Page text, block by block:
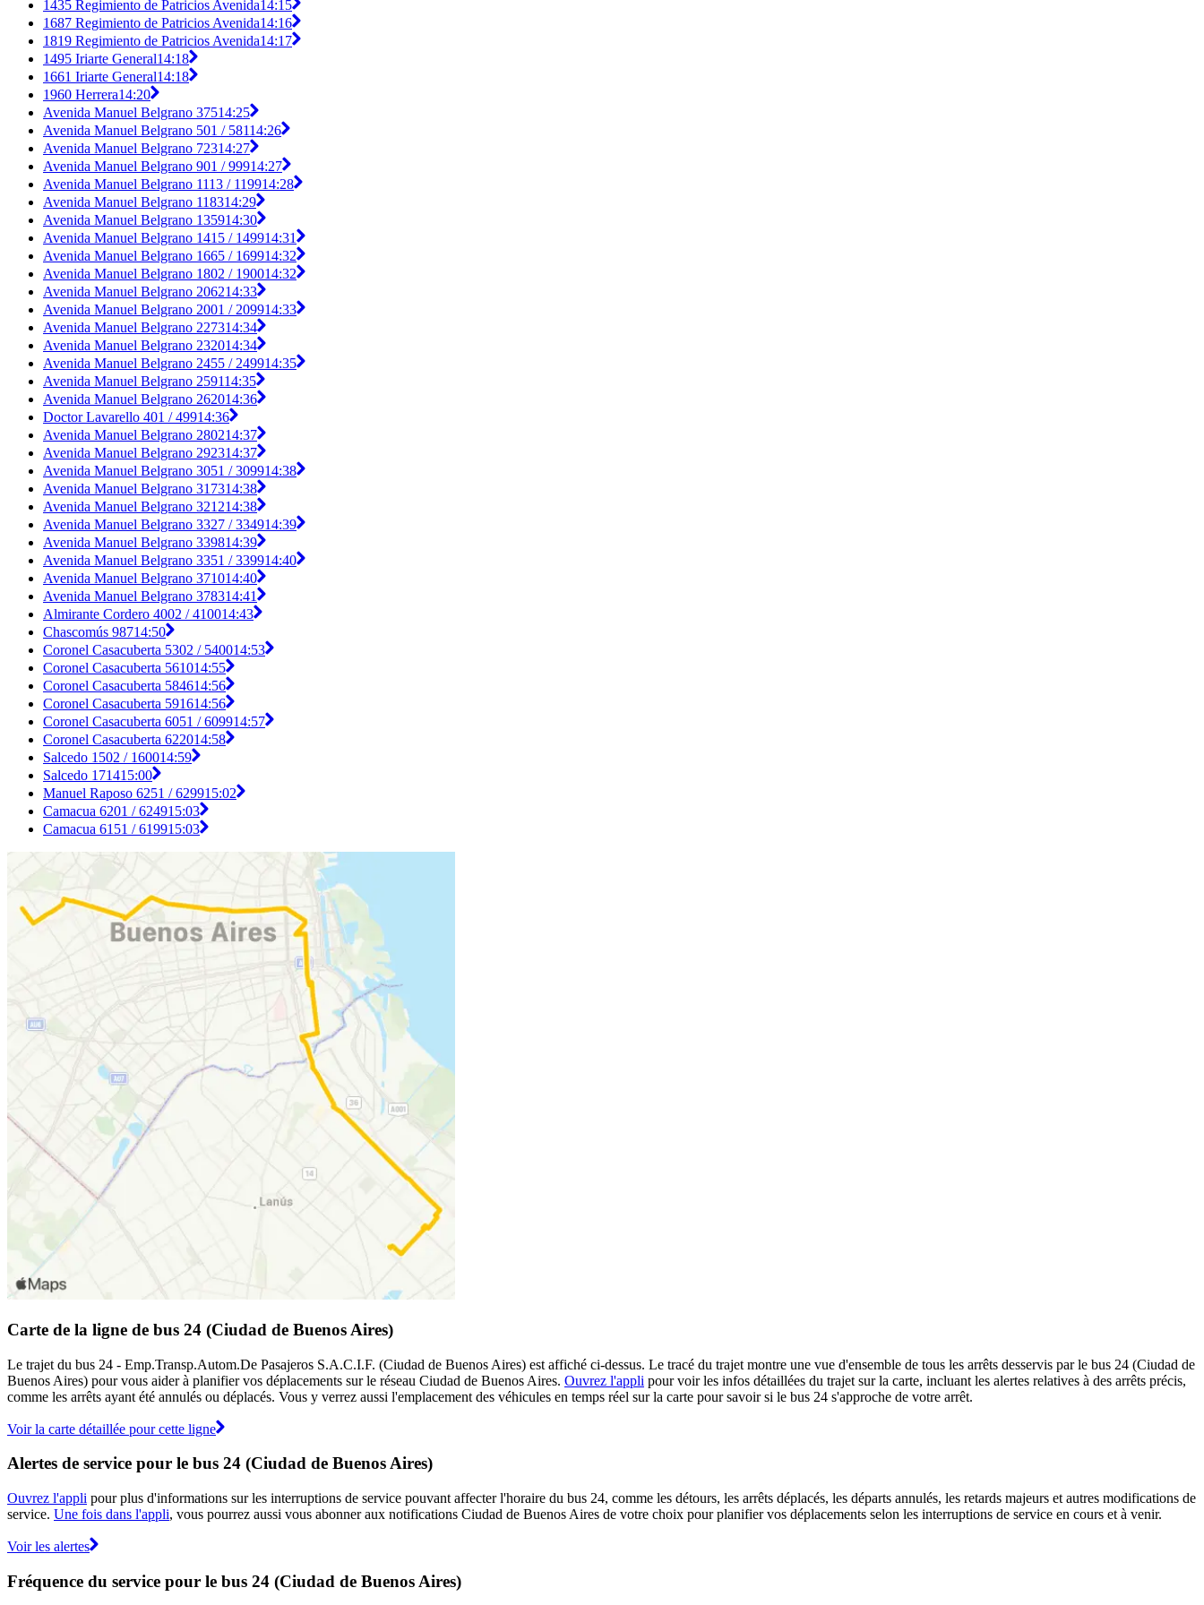
1435 Regimiento de Patricios Avenida14:15
1687 Regimiento de Patricios Avenida14:16
1819 Regimiento de Patricios Avenida14:17
1495 Iriarte General14:18
1661 Iriarte General14:18
1960 Herrera14:20
Avenida Manuel Belgrano 37514:25
Avenida Manuel Belgrano 501 / 58114:26
Avenida Manuel Belgrano 72314:27
Avenida Manuel Belgrano 901 / 99914:27
Avenida Manuel Belgrano 1113 / 119914:28
Avenida Manuel Belgrano 118314:29
Avenida Manuel Belgrano 135914:30
Avenida Manuel Belgrano 1415 / 149914:31
Avenida Manuel Belgrano 1665 / 169914:32
Avenida Manuel Belgrano 1802 / 190014:32
Avenida Manuel Belgrano 206214:33
Avenida Manuel Belgrano 2001 / 209914:33
Avenida Manuel Belgrano 227314:34
Avenida Manuel Belgrano 232014:34
Avenida Manuel Belgrano 2455 / 249914:35
Avenida Manuel Belgrano 259114:35
Avenida Manuel Belgrano 262014:36
Doctor Lavarello 401 / 49914:36
Avenida Manuel Belgrano 280214:37
Avenida Manuel Belgrano 292314:37
Avenida Manuel Belgrano 3051 / 309914:38
Avenida Manuel Belgrano 317314:38
Avenida Manuel Belgrano 321214:38
Avenida Manuel Belgrano 3327 / 334914:39
Avenida Manuel Belgrano 339814:39
Avenida Manuel Belgrano 3351 / 339914:40
Avenida Manuel Belgrano 371014:40
Avenida Manuel Belgrano 378314:41
Almirante Cordero 4002 / 410014:43
Chascomús 98714:50
Coronel Casacuberta 5302 / 540014:53
Coronel Casacuberta 561014:55
Coronel Casacuberta 584614:56
Coronel Casacuberta 591614:56
Coronel Casacuberta 6051 / 609914:57
Coronel Casacuberta 622014:58
Salcedo 1502 / 160014:59
Salcedo 171415:00
Manuel Raposo 6251 / 629915:02
Camacua 6201 / 624915:03
Camacua 6151 / 619915:03
Carte de la ligne de bus 24 (Ciudad de Buenos Aires)
Le trajet du bus 24 - Emp.Transp.Autom.De Pasajeros S.A.C.I.F. (Ciudad de Buenos Aires) est affiché ci-dessus. Le tracé du trajet montre une vue d'ensemble de tous les arrêts desservis par le bus 24 (Ciudad de
Buenos Aires) pour vous aider à planifier vos déplacements sur le réseau Ciudad de Buenos Aires. Ouvrez l'appli pour voir les infos détaillées du trajet sur la carte, incluant les alertes relatives à des arrêts précis,
comme les arrêts ayant été annulés ou déplacés. Vous y verrez aussi l'emplacement des véhicules en temps réel sur la carte pour savoir si le bus 24 s'approche de votre arrêt.
Voir la carte détaillée pour cette ligne
Alertes de service pour le bus 24 (Ciudad de Buenos Aires)
Ouvrez l'appli pour plus d'informations sur les interruptions de service pouvant affecter l'horaire du bus 24, comme les détours, les arrêts déplacés, les départs annulés, les retards majeurs et autres modifications de
service. Une fois dans l'appli, vous pourrez aussi vous abonner aux notifications Ciudad de Buenos Aires de votre choix pour planifier vos déplacements selon les interruptions de service en cours et à venir.
Voir les alertes
Fréquence du service pour le bus 24 (Ciudad de Buenos Aires)